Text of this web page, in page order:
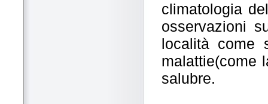
climatologia
osservazioni
località come
malattie(come
salubre.